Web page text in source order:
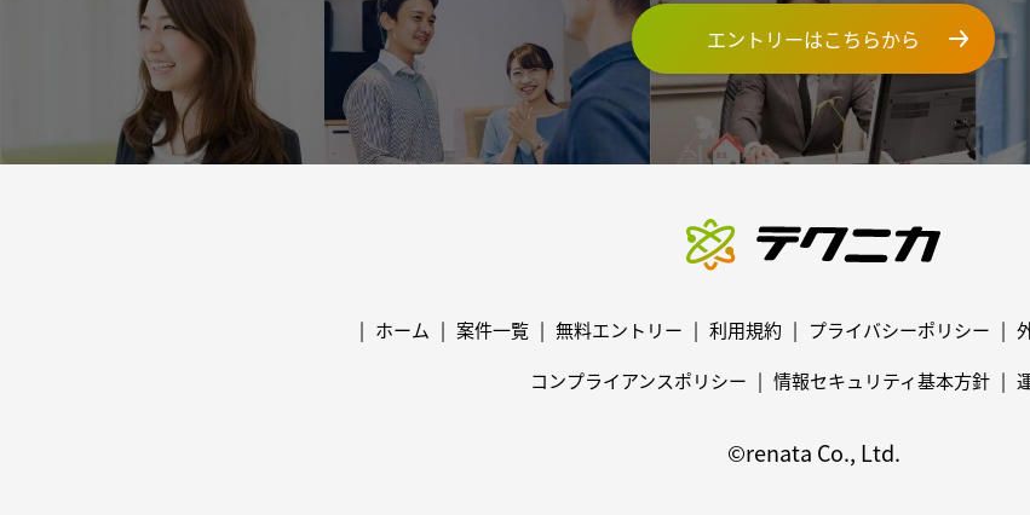
エントリーはこちらから
ホーム 案件一覧 無料エントリー 利用規約 プライバシーポリシー
コンプライアンスポリシー
情報セキュリティ基本方針
©renata Co., Ltd.